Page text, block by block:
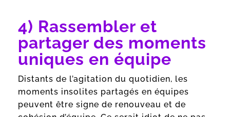
4) Rassembler et
partager des moments
uniques en équipe
Distants de l’agitation du quotidien, les
moments insolites partagés en équipes
peuvent être signe de renouveau et de